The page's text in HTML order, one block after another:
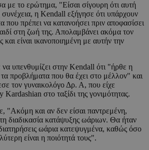
με το ερώτημα, "Είσαι σίγουρη ότι αυτή
η Kendall εξήγησε ότι υπάρχουν
πρέπει να κατανοήσει πριν αποφασίσει
στη ζωή της. Απολαμβάνει ακόμα τον
είναι ικανοποιημένη με αυτήν την
υπενθυμίζει στην Kendall ότι "ήρθε η
προβλήματα που θα έχει στο μέλλον" και
τον γυναικολόγο Δρ. Α, που είχε
στο ταξίδι της γονιμότητας.
"Ακόμη και αν δεν είσαι παντρεμένη,
διαδικασία κατάψυξης ωάριων. Θα ήταν
ωάρια κατεψυγμένα, καθώς όσο
είναι η ποιότητά τους".